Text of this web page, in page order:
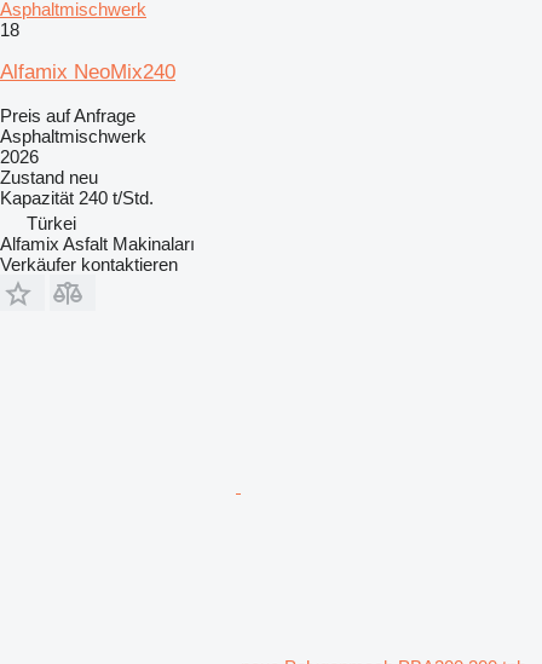
Asphaltmischwerk
18
Alfamix NeoMix240
Preis auf Anfrage
Asphaltmischwerk
2026
Zustand neu
Kapazität 240 t/Std.
Türkei
Alfamix Asfalt Makinaları
Verkäufer kontaktieren